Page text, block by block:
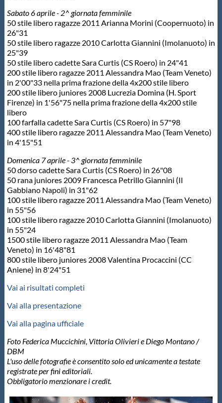
Sabato 6 aprile - 2^ giornata femminile
50 stile libero ragazze 2011 Arianna Morini (Coopernuoto) in
26"31
50 stile libero ragazze 2010 Carlotta Giannini (Imolanuoto) in
25"39
50 stile libero cadette Sara Curtis (CS Roero) in 24"41
200 stile libero ragazze 2011 Alessandra Mao (Team Veneto)
in 2'00"33 nella prima frazione della 4x200 stile libero
200 stile libero juniores 2008 Lucrezia Domina (H. Sport
Firenze) in 1'56"75 nella prima frazione della 4x200 stile
libero
100 farfalla cadette Sara Curtis (CS Roero) in 57"98
400 stile libero ragazze 2011 Alessandra Mao (Team Veneto)
in 4'15"51
Domenica 7 aprile - 3^ giornata femminile
50 dorso cadette Sara Curtis (CS Roero) in 26"08
50 rana juniores 2009 Francesca Petrillo Giannini (Il
Gabbiano Napoli) in 31"62
100 stile libero ragazze 2011 Alessandra Mao (Team Veneto)
in 55"56
100 stile libero ragazze 2010 Carlotta Giannini (Imolanuoto)
in 55"24
1500 stile libero ragazze 2011 Alessandra Mao (Team
Veneto) in 16'48"81
800 stile libero juniores 2008 Valentina Procaccini (CC
Aniene) in 8'24"51
Vai ai risultati completi
Vai alla presentazione
Vai alla pagina ufficiale
Foto Federica Muccichini, Vittoria Olivieri e Diego Montano /
DBM
L'uso delle fotografie è consentito solo ed unicamente a testate
registrate per fini editoriali.
Obbligatorio menzionare i credit.